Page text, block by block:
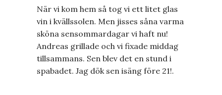
När vi kom hem så tog vi ett litet glas
vin i kvällssolen. Men jisses såna varma
sköna sensommardagar vi haft nu!
Andreas grillade och vi fixade middag
tillsammans. Sen blev det en stund i
spabadet. Jag dök sen isäng före 21!.